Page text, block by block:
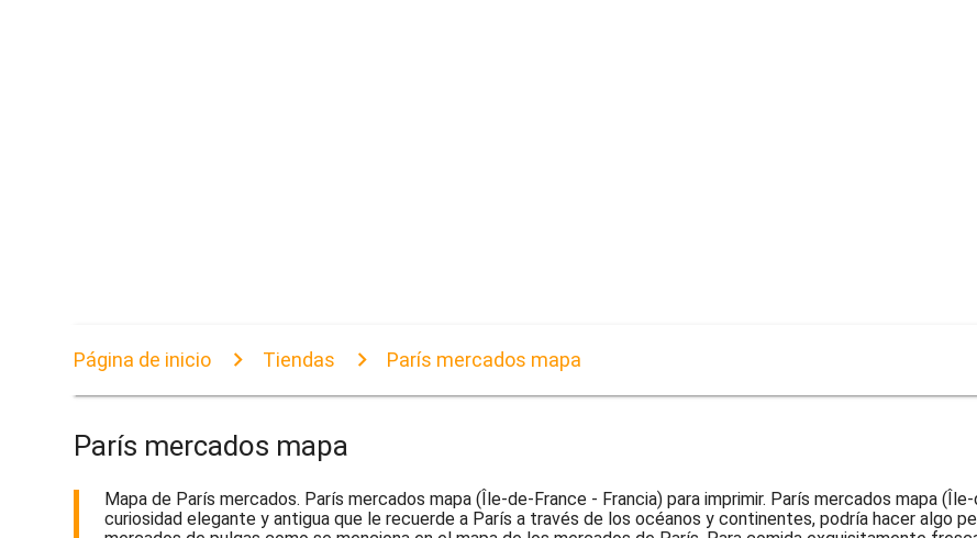
Página de inicio Tiendas París mercados mapa
París mercados mapa
Mapa de París mercados. París mercados mapa (Île-de-France - Francia) para imprimir. París mercados mapa
curiosidad elegante y antigua que le recuerde a París a través de los océanos y continentes, podría hacer algo